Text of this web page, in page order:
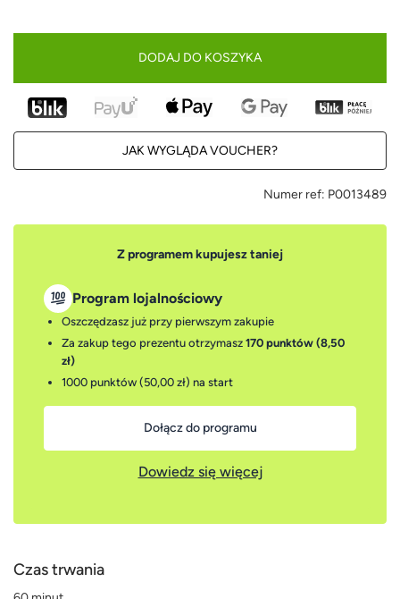
DODAJ DO KOSZYKA
JAK WYGLĄDA VOUCHER?
Numer ref: P0013489
Z programem kupujesz taniej
Program lojalnościowy
Oszczędzasz już przy pierwszym zakupie
Za zakup tego prezentu otrzymasz 170 punktów (8,50
zł)
1000 punktów (50,00 zł) na start
Dołącz do programu
Dowiedz się więcej
Czas trwania